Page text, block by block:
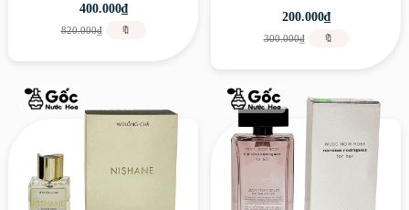
400.000₫
820.000₫ 🔖
200.000₫
300.000₫ 🔖